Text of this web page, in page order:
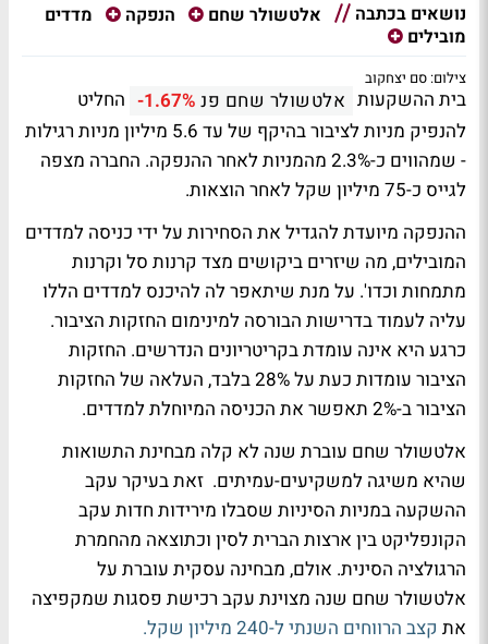
נושאים בכתבה אלטשולר שחם הנפקה
מדדים
מובילים
צילום: סם יצחקוב
בית ההשקעות אלטשולר שחם פנ -1.67% החליט
להנפיק מניות לציבור בהיקף של עד 5.6 מיליון מניות רגילות
- שמהווים כ-2.3% מהמניות לאחר ההנפקה. החברה מצפה
לגייס כ-75 מיליון שקל לאחר הוצאות.
ההנפקה מיועדת להגדיל את הסחירות על ידי כניסה למדדים
המובילים, מה שיזרים ביקושים מצד קרנות סל וקרנות
מתמחות וכדו'. על מנת שיתאפר לה להיכנס למדדים הללו
עליה לעמוד בדרישות הבורסה למינימום החזקות הציבור.
כרגע היא אינה עומדת בקריטריונים הנדרשים. החזקות
הציבור עומדות כעת על 28% בלבד, העלאה של החזקות
הציבור ב-2% תאפשר את הכניסה המיוחלת למדדים.
אלטשולר שחם עוברת שנה לא קלה מבחינת התשואות
שהיא משיגה למשקיעים-עמיתים. זאת בעיקר עקב
ההשקעה במניות הסיניות שסבלו מירידות חדות עקב
הקונפליקט בין ארצות הברית לסין וכתוצאה מהחמרת
הרגולציה הסינית. אולם, מבחינה עסקית עוברת על
אלטשולר שחם שנה מצוינת עקב רכישת פסגות שמקפיצה
את קצב הרווחים השנתי ל-240 מיליון שקל.